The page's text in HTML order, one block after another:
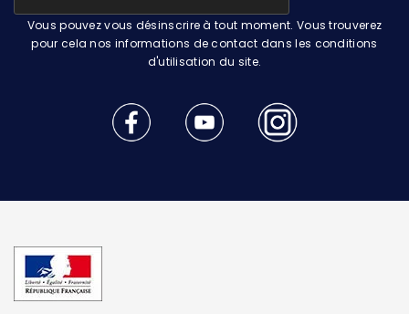
Vous pouvez vous désinscrire à tout moment. Vous trouverez
pour cela nos informations de contact dans les conditions
d'utilisation du site.